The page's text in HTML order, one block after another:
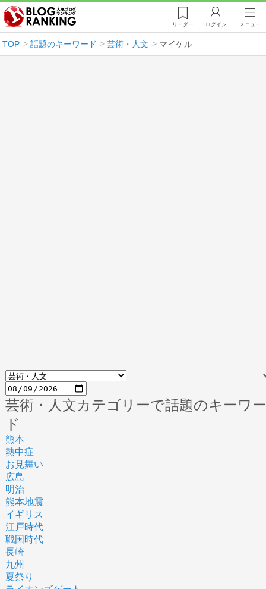
リーダー ログイン メニュー
TOP 話題のキーワード 芸術・人文 マイケル
芸術・人文カテゴリーで話題のキーワー
ド
熊本
熱中症
お見舞い
広島
明治
熊本地震
イギリス
江戸時代
戦国時代
長崎
九州
夏祭り